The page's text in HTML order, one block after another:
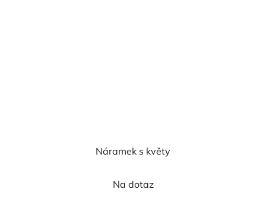
Náramek s květy
Na dotaz